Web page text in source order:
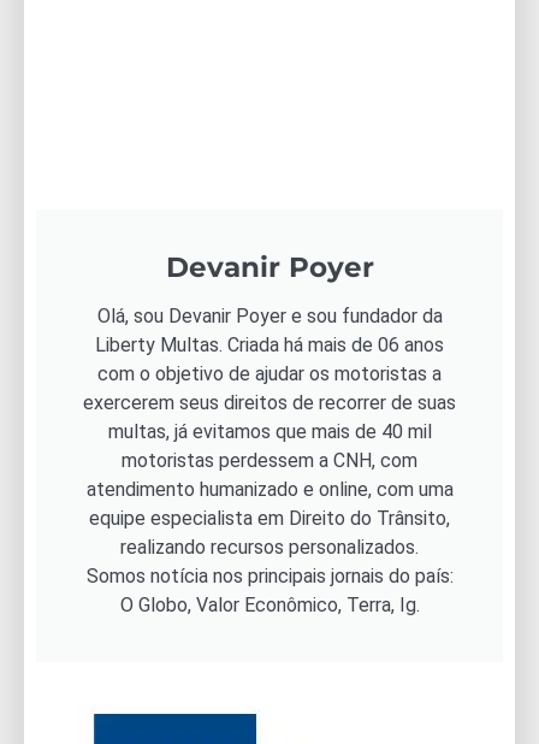
Devanir Poyer
Olá, sou Devanir Poyer e sou fundador da
Liberty Multas. Criada há mais de 06 anos
com o objetivo de ajudar os motoristas a
exercerem seus direitos de recorrer de suas
multas, já evitamos que mais de 40 mil
motoristas perdessem a CNH, com
atendimento humanizado e online, com uma
equipe especialista em Direito do Trânsito,
realizando recursos personalizados.
Somos notícia nos principais jornais do país:
O Globo, Valor Econômico, Terra, Ig.